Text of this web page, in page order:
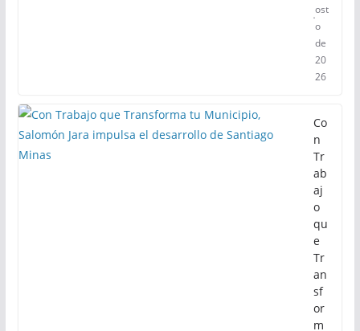
ost
o
de
20
26
Co
n
Tr
ab
aj
o
qu
e
Tr
an
sf
or
m